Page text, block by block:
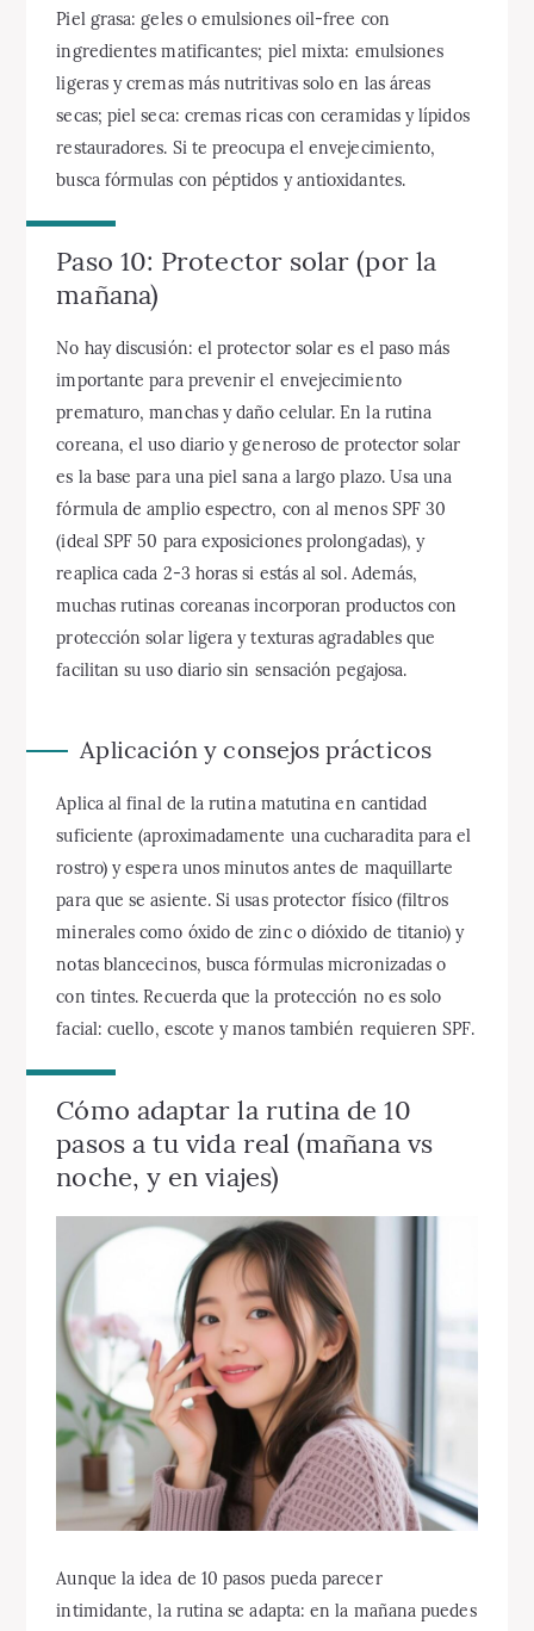
Piel grasa: geles o emulsiones oil-free con
ingredientes matificantes; piel mixta: emulsiones
ligeras y cremas más nutritivas solo en las áreas
secas; piel seca: cremas ricas con ceramidas y lípidos
restauradores. Si te preocupa el envejecimiento,
busca fórmulas con péptidos y antioxidantes.
Paso 10: Protector solar (por la
mañana)
No hay discusión: el protector solar es el paso más
importante para prevenir el envejecimiento
prematuro, manchas y daño celular. En la rutina
coreana, el uso diario y generoso de protector solar
es la base para una piel sana a largo plazo. Usa una
fórmula de amplio espectro, con al menos SPF 30
(ideal SPF 50 para exposiciones prolongadas), y
reaplica cada 2-3 horas si estás al sol. Además,
muchas rutinas coreanas incorporan productos con
protección solar ligera y texturas agradables que
facilitan su uso diario sin sensación pegajosa.
Aplicación y consejos prácticos
Aplica al final de la rutina matutina en cantidad
suficiente (aproximadamente una cucharadita para el
rostro) y espera unos minutos antes de maquillarte
para que se asiente. Si usas protector físico (filtros
minerales como óxido de zinc o dióxido de titanio) y
notas blancecinos, busca fórmulas micronizadas o
con tintes. Recuerda que la protección no es solo
facial: cuello, escote y manos también requieren SPF.
Cómo adaptar la rutina de 10
pasos a tu vida real (mañana vs
noche, y en viajes)
Aunque la idea de 10 pasos pueda parecer
intimidante, la rutina se adapta: en la mañana puedes